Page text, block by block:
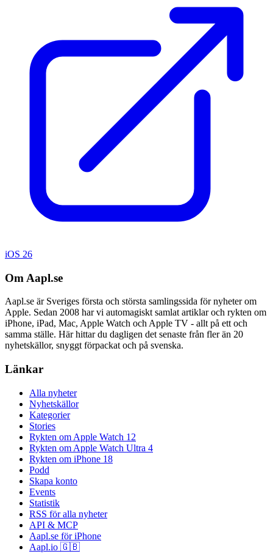
iOS 26
Om Aapl.se
Aapl.se är Sveriges första och största samlingssida för nyheter om
Apple. Sedan 2008 har vi automagiskt samlat artiklar och rykten om
iPhone, iPad, Mac, Apple Watch och Apple TV - allt på ett och
samma ställe. Här hittar du dagligen det senaste från fler än 20
nyhetskällor, snyggt förpackat och på svenska.
Länkar
Alla nyheter
Nyhetskällor
Kategorier
Stories
Rykten om Apple Watch 12
Rykten om Apple Watch Ultra 4
Rykten om iPhone 18
Podd
Skapa konto
Events
Statistik
RSS för alla nyheter
API & MCP
Aapl.se för iPhone
Aapl.io 🇬🇧